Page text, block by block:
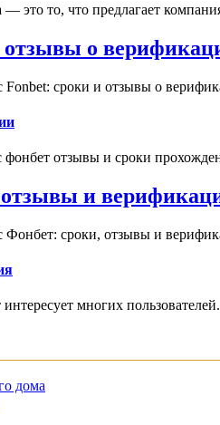
это то, что предлагает
отзывы о
Fonbet: сроки и отзывы о
отзывы и сроки
и
Фонбет: сроки, отзывы и
многих
дома